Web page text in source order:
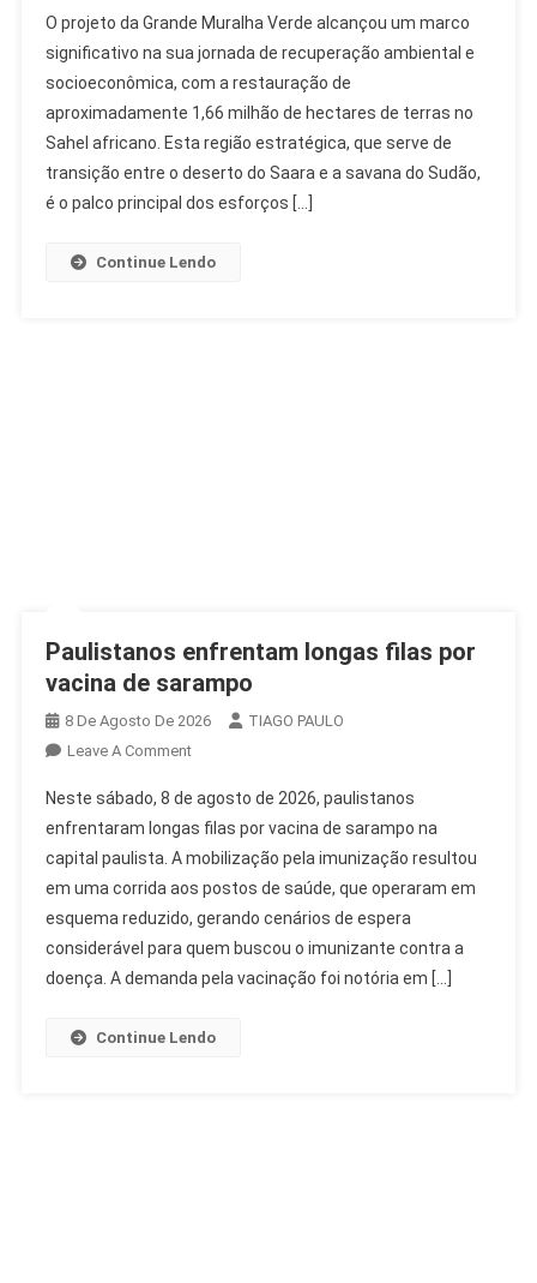
Muralha
Verde:
1,66
Milhão
De
Hectares
Restaurados
O projeto da Grande Muralha Verde alcançou um marco
significativo na sua jornada de recuperação ambiental e
socioeconômica, com a restauração de
aproximadamente 1,66 milhão de hectares de terras no
Sahel africano. Esta região estratégica, que serve de
transição entre o deserto do Saara e a savana do Sudão,
é o palco principal dos esforços […]
Continue Lendo
Paulistanos enfrentam longas filas por
vacina de sarampo
8 De Agosto De 2026
TIAGO PAULO
Leave A CommentOn
Enfrentam
Longas
Filas
Por
Vacina
De
Sarampo
Neste sábado, 8 de agosto de 2026, paulistanos
enfrentaram longas filas por vacina de sarampo na
capital paulista. A mobilização pela imunização resultou
em uma corrida aos postos de saúde, que operaram em
esquema reduzido, gerando cenários de espera
considerável para quem buscou o imunizante contra a
doença. A demanda pela vacinação foi notória em […]
Continue Lendo